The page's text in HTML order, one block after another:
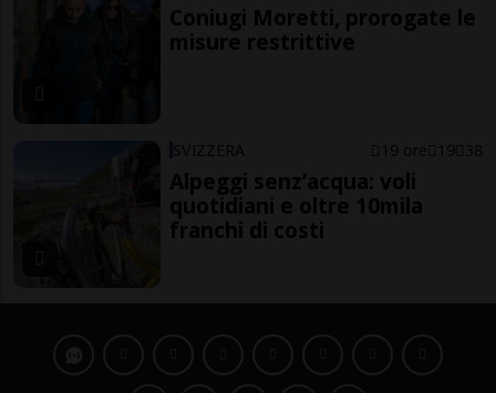
Coniugi Moretti, prorogate le
misure restrittive
SVIZZERA 19 ore 19 38
Alpeggi senz’acqua: voli
quotidiani e oltre 10mila
franchi di costi